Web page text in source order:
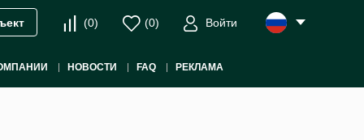
(0) (0) Войти
НОВОСТИ FAQ РЕКЛАМА